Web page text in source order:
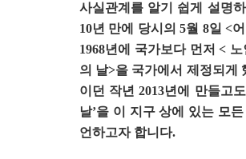
사실관계를 알기 쉽게 설명
10년 만에 당시의 5월 8일 <
1968년에 국가보다 먼저 <
의 날>을 국가에서 제정되게
이던 작년 2013년에 만들고
날’을 이 지구 상에 있는 모
언하고자 합니다.